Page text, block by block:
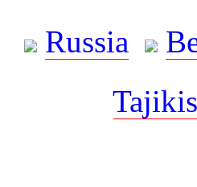
Russia